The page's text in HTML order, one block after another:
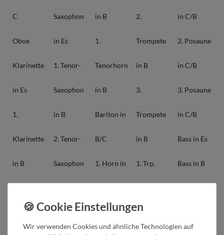
C
Oboe
Klarinette
in Es
1.
Klarinette
in B
Klarinette
Saxophon
in Es
1. Tenor-
Saxophon
in B
2. Tenor-
Saxophon
Bariton-
in B
1.
Tenorhorn
in B
Bariton in
B/C
1. Horn in
2. Horn in
2.
Trompete
in B
3.
Trompete
in B
1. Trp.
2. Trp.
in C/B
2. Posaune
in C/B
3. Posaune
in C/B
Bass in Es
Bass in B
Wir verwenden Cookies und ähnliche Technologien auf